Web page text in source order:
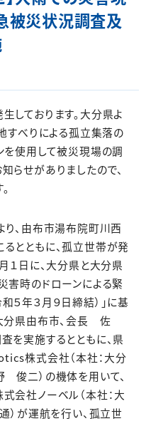
被災状況調査及
しております。大分県よ
すべりによる孤立集落の
を使用して被災現場の調
らせがありましたので、
り、由布市湯布院町川西
とともに、孤立世帯が発
１日に、大分県と大分県
害時のドローンによる緊
５年３月９日締結）」に基
分県由布市、会長 佐
を実施するとともに、県
株式会社（本社：大分
二）の機体を用いて、
会社ノーベル（本社：大
）が運航を行い、孤立世